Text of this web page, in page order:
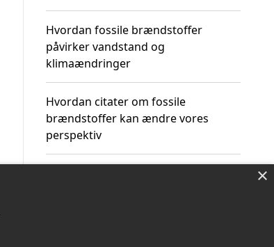
Hvordan fossile brændstoffer
påvirker vandstand og
klimaændringer
Hvordan citater om fossile
brændstoffer kan ændre vores
perspektiv
×